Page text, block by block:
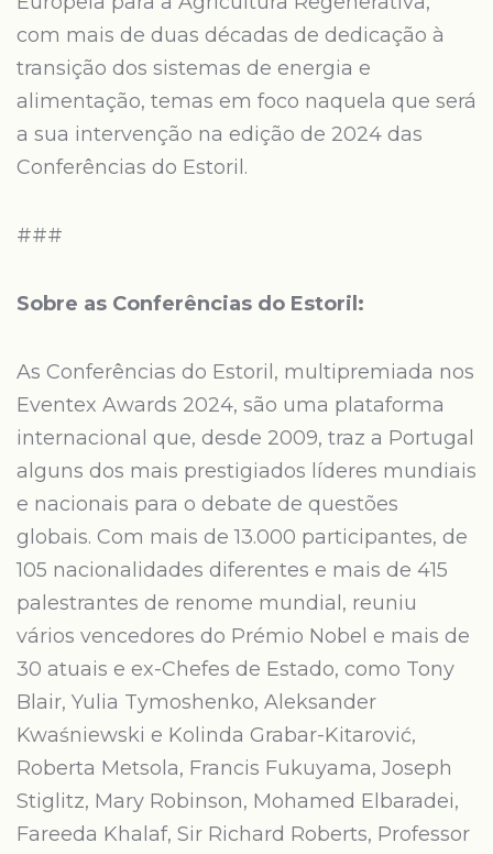
com mais de duas décadas de dedicação à
transição dos sistemas de energia e
alimentação, temas em foco naquela que será
a sua intervenção na edição de 2024 das
Conferências do Estoril.
###
Sobre as Conferências do Estoril:
As Conferências do Estoril, multipremiada nos
Eventex Awards 2024, são uma plataforma
internacional que, desde 2009, traz a Portugal
alguns dos mais prestigiados líderes mundiais
e nacionais para o debate de questões
globais. Com mais de 13.000 participantes, de
105 nacionalidades diferentes e mais de 415
palestrantes de renome mundial, reuniu
vários vencedores do Prémio Nobel e mais de
30 atuais e ex-Chefes de Estado, como Tony
Blair, Yulia Tymoshenko, Aleksander
Kwaśniewski e Kolinda Grabar-Kitarović,
Roberta Metsola, Francis Fukuyama, Joseph
Stiglitz, Mary Robinson, Mohamed Elbaradei,
Fareeda Khalaf, Sir Richard Roberts, Professor